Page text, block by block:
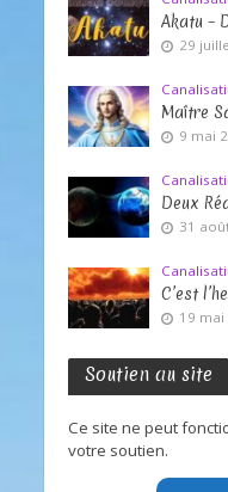
Akatu –
29
Maître
9 mai
Deux
31
C’est
19 mai
Soutien au site
Ce site ne peut
votre soutien.